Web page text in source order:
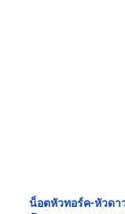
น็อตหัวทอร์ค-หัวดา